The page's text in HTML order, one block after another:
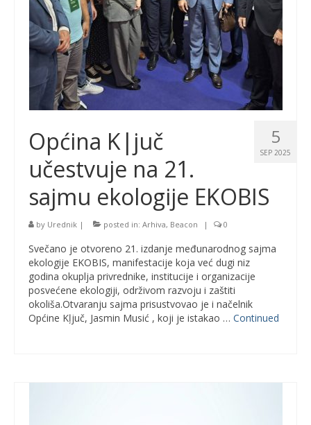
5
SEP 2025
Općina K|juč
učestvuje na 21.
sajmu ekologije EKOBIS
by Urednik | posted in: Arhiva, Beacon | 0
Svečano je otvoreno 21. izdanje međunarodnog sajma
ekologije EKOBIS, manifestacije koja već dugi niz
godina okuplja privrednike, institucije i organizacije
posvećene ekologiji, održivom razvoju i zaštiti
okoliša.Otvaranju sajma prisustvovao je i načelnik
Općine Kļjuč, Jasmin Musić , koji je istakao … Continued